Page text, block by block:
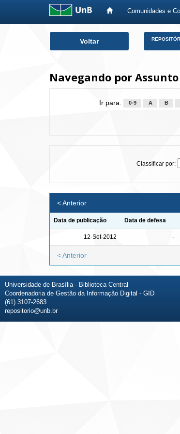
Comunidades e
Voltar
Navegando por
Ir para: 0-9 A B
Classificar por:
< Anterior
Data de publicação Data de defesa
12-Set-2012 -
< Anterior
Universidade de Brasília - Biblioteca Central
Coordenadoria de Gestão da Informação Digital - GID
(61) 3107-2683
repositorio@unb.br